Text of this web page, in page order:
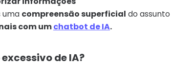
uma compreensão superficial do assunto
com umchatbot de IA.
de IA?